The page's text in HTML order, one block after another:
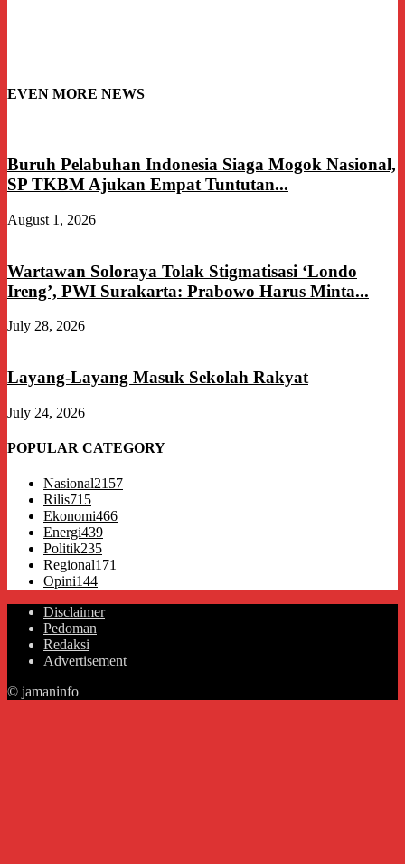
EVEN MORE NEWS
Buruh Pelabuhan Indonesia Siaga Mogok Nasional,
SP TKBM Ajukan Empat Tuntutan...
August 1, 2026
Wartawan Soloraya Tolak Stigmatisasi ‘Londo
Ireng’, PWI Surakarta: Prabowo Harus Minta...
July 28, 2026
Layang-Layang Masuk Sekolah Rakyat
July 24, 2026
POPULAR CATEGORY
Nasional2157
Rilis715
Ekonomi466
Energi439
Politik235
Regional171
Opini144
Disclaimer
Pedoman
Redaksi
Advertisement
© jamaninfo